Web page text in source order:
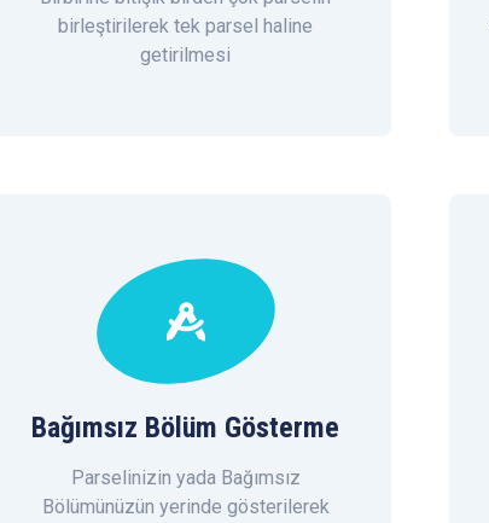
birleştirilerek tek parsel haline
getirilmesi
Bağımsız Bölüm Gösterme
Parselinizin yada Bağımsız
Bölümünüzün yerinde gösterilerek